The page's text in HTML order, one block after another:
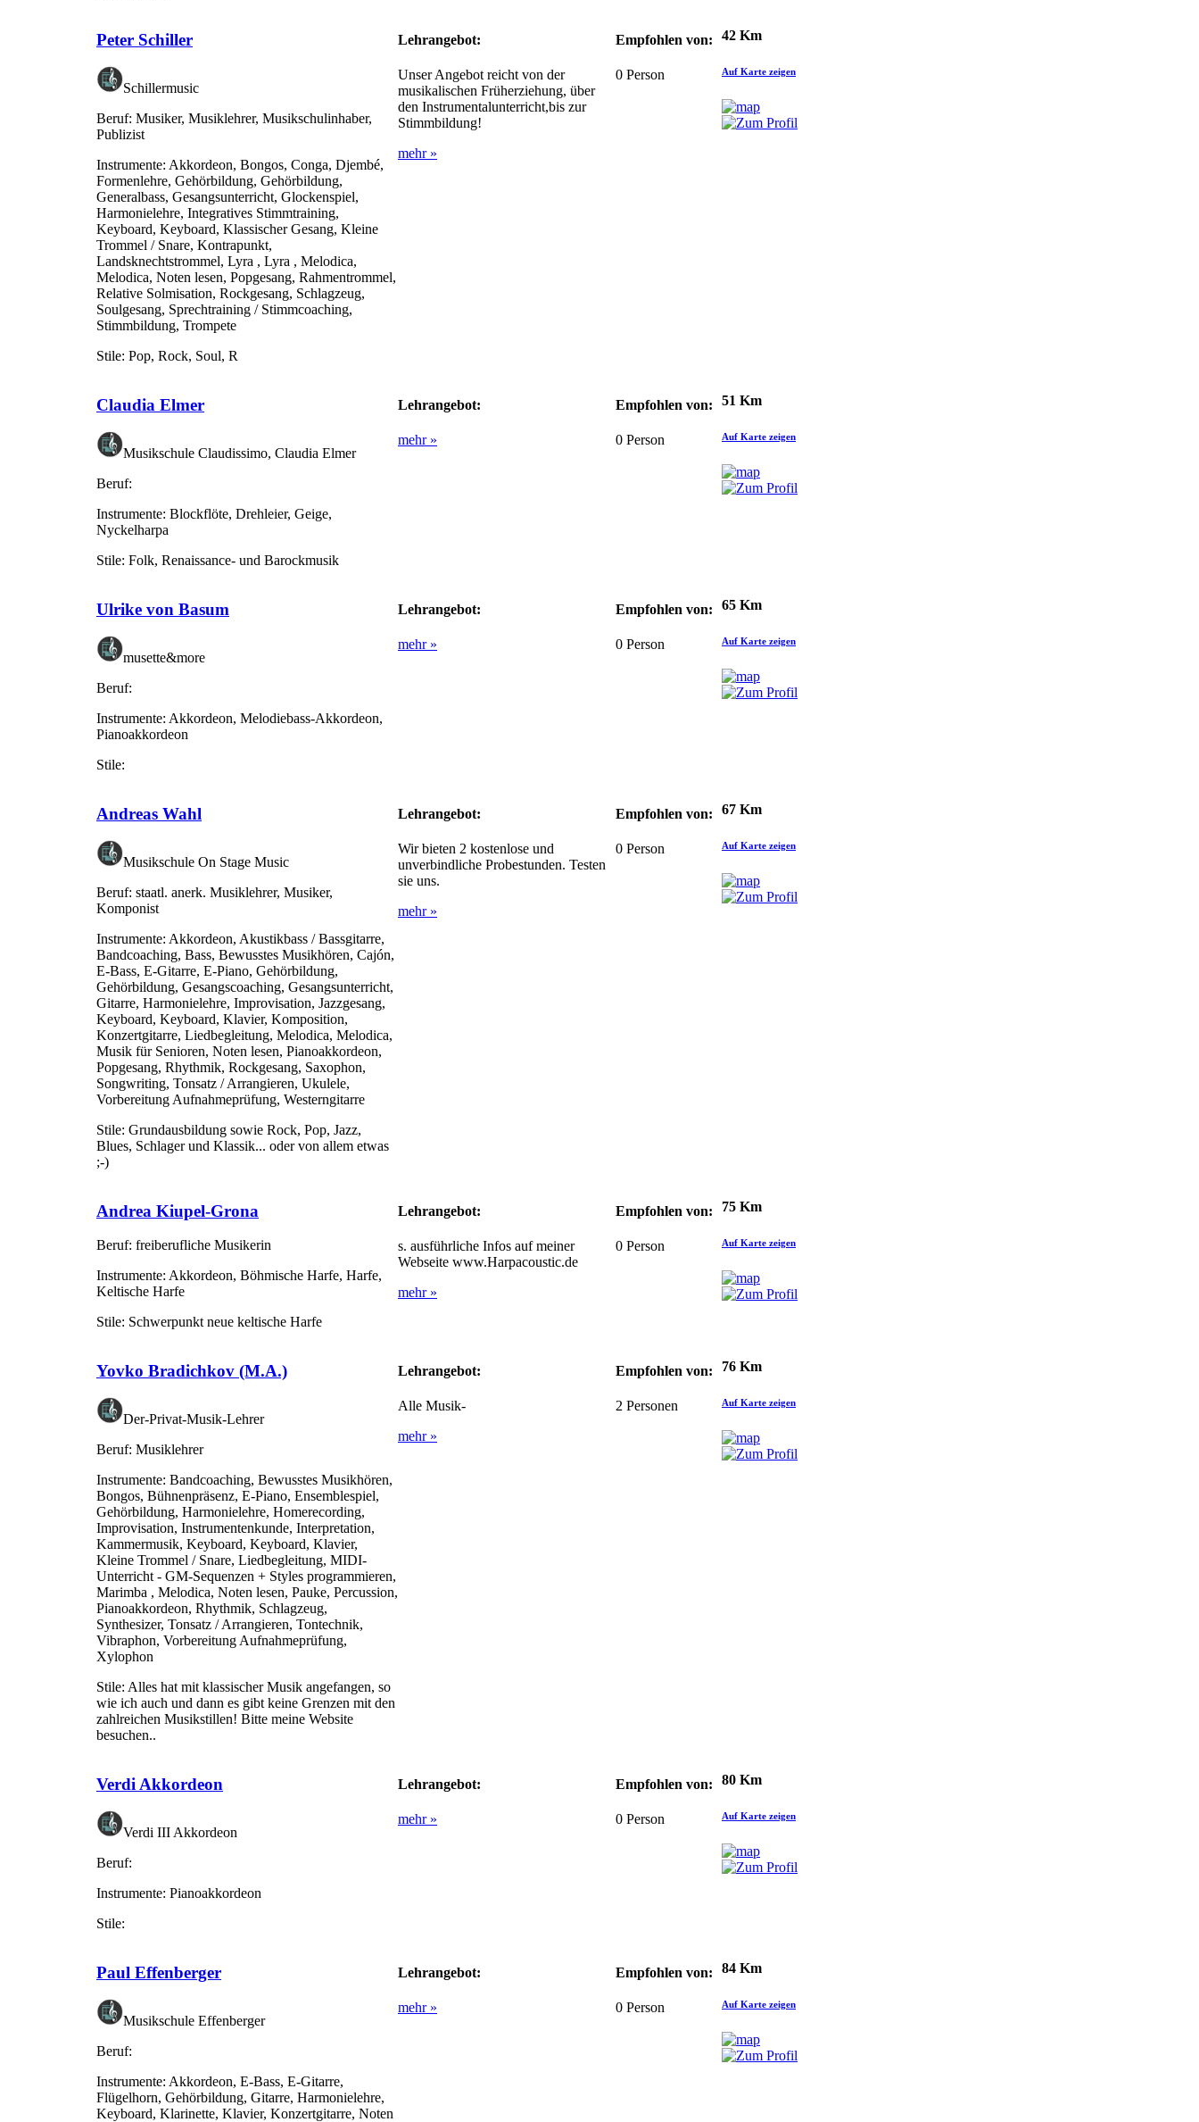
Peter Schiller
Schillermusic
Beruf: Musiker, Musiklehrer, Musikschulinhaber,
Publizist
Instrumente: Akkordeon, Bongos, Conga, Djembé,
Formenlehre, Gehörbildung, Gehörbildung,
Generalbass, Gesangsunterricht, Glockenspiel,
Harmonielehre, Integratives Stimmtraining,
Keyboard, Keyboard, Klassischer Gesang, Kleine
Trommel / Snare, Kontrapunkt,
Landsknechtstrommel, Lyra , Lyra , Melodica,
Melodica, Noten lesen, Popgesang, Rahmentrommel,
Relative Solmisation, Rockgesang, Schlagzeug,
Soulgesang, Sprechtraining / Stimmcoaching,
Stimmbildung, Trompete
Stile: Pop, Rock, Soul, R
Lehrangebot:
Unser Angebot reicht von der
musikalischen Früherziehung, über
den Instrumentalunterricht,bis zur
Stimmbildung!
mehr »
Empfohlen von:
0 Person
42 Km
Auf Karte zeigen
Claudia Elmer
Musikschule Claudissimo, Claudia Elmer
Beruf:
Instrumente: Blockflöte, Drehleier, Geige,
Nyckelharpa
Stile: Folk, Renaissance- und Barockmusik
Lehrangebot:
mehr »
Empfohlen von:
0 Person
51 Km
Auf Karte zeigen
Ulrike von Basum
musette&more
Beruf:
Instrumente: Akkordeon, Melodiebass-Akkordeon,
Pianoakkordeon
Stile:
Lehrangebot:
mehr »
Empfohlen von:
0 Person
65 Km
Auf Karte zeigen
Andreas Wahl
Musikschule On Stage Music
Beruf: staatl. anerk. Musiklehrer, Musiker,
Komponist
Instrumente: Akkordeon, Akustikbass / Bassgitarre,
Bandcoaching, Bass, Bewusstes Musikhören, Cajón,
E-Bass, E-Gitarre, E-Piano, Gehörbildung,
Gehörbildung, Gesangscoaching, Gesangsunterricht,
Gitarre, Harmonielehre, Improvisation, Jazzgesang,
Keyboard, Keyboard, Klavier, Komposition,
Konzertgitarre, Liedbegleitung, Melodica, Melodica,
Musik für Senioren, Noten lesen, Pianoakkordeon,
Popgesang, Rhythmik, Rockgesang, Saxophon,
Songwriting, Tonsatz / Arrangieren, Ukulele,
Vorbereitung Aufnahmeprüfung, Westerngitarre
Stile: Grundausbildung sowie Rock, Pop, Jazz,
Blues, Schlager und Klassik... oder von allem etwas
;-)
Lehrangebot:
Wir bieten 2 kostenlose und
unverbindliche Probestunden. Testen
sie uns.
mehr »
Empfohlen von:
0 Person
67 Km
Auf Karte zeigen
Andrea Kiupel-Grona
Beruf: freiberufliche Musikerin
Instrumente: Akkordeon, Böhmische Harfe, Harfe,
Keltische Harfe
Stile: Schwerpunkt neue keltische Harfe
Lehrangebot:
s. ausführliche Infos auf meiner
Webseite www.Harpacoustic.de
mehr »
Empfohlen von:
0 Person
75 Km
Auf Karte zeigen
Yovko Bradichkov (M.A.)
Der-Privat-Musik-Lehrer
Beruf: Musiklehrer
Instrumente: Bandcoaching, Bewusstes Musikhören,
Bongos, Bühnenpräsenz, E-Piano, Ensemblespiel,
Gehörbildung, Harmonielehre, Homerecording,
Improvisation, Instrumentenkunde, Interpretation,
Kammermusik, Keyboard, Keyboard, Klavier,
Kleine Trommel / Snare, Liedbegleitung, MIDI-
Unterricht - GM-Sequenzen + Styles programmieren,
Marimba , Melodica, Noten lesen, Pauke, Percussion,
Pianoakkordeon, Rhythmik, Schlagzeug,
Synthesizer, Tonsatz / Arrangieren, Tontechnik,
Vibraphon, Vorbereitung Aufnahmeprüfung,
Xylophon
Stile: Alles hat mit klassischer Musik angefangen, so
wie ich auch und dann es gibt keine Grenzen mit den
zahlreichen Musikstillen! Bitte meine Website
besuchen..
Lehrangebot:
Alle Musik-
mehr »
Empfohlen von:
2 Personen
76 Km
Auf Karte zeigen
Verdi Akkordeon
Verdi III Akkordeon
Beruf:
Instrumente: Pianoakkordeon
Stile:
Lehrangebot:
mehr »
Empfohlen von:
0 Person
80 Km
Auf Karte zeigen
Paul Effenberger
Musikschule Effenberger
Beruf:
Instrumente: Akkordeon, E-Bass, E-Gitarre,
Flügelhorn, Gehörbildung, Gitarre, Harmonielehre,
Keyboard, Klarinette, Klavier, Konzertgitarre, Noten
Lehrangebot:
mehr »
Empfohlen von:
0 Person
84 Km
Auf Karte zeigen